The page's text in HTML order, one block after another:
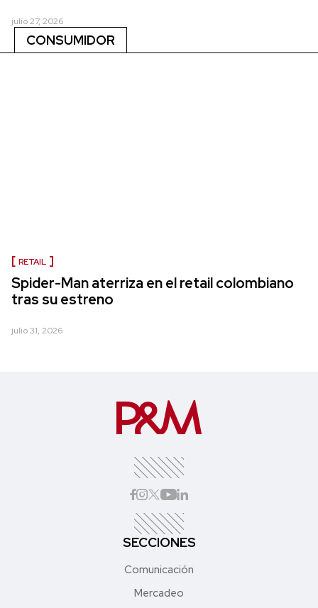
julio 27, 2026
CONSUMIDOR
RETAIL
Spider-Man aterriza en el retail colombiano
tras su estreno
julio 31, 2026
SECCIONES
Comunicación
Mercadeo